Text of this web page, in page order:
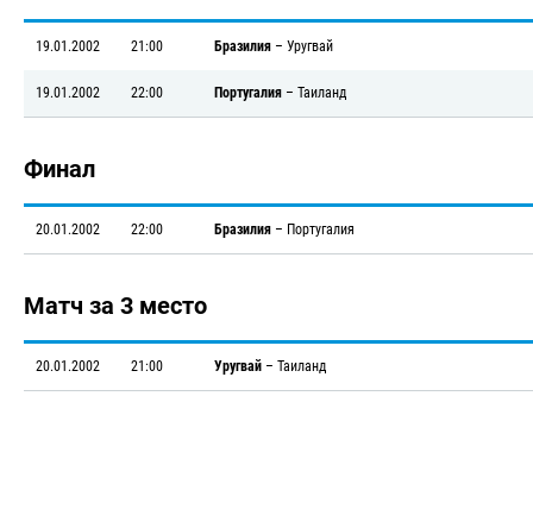
19.01.2002 21:00 Бразилия – Уругвай
19.01.2002 22:00 Португалия – Таиланд
Финал
20.01.2002 22:00 Бразилия – Португалия
Матч за 3 место
20.01.2002 21:00 Уругвай – Таиланд